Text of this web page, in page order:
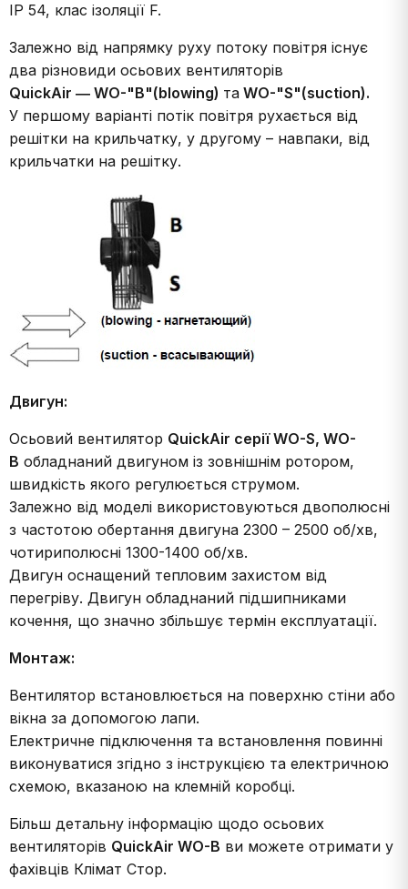
IP 54, клас ізоляції F.
Залежно від напрямку руху потоку повітря існує
два різновиди осьових вентиляторів
QuickAir ― WO-"B"(blowing) та WO-"S"(suction).
У першому варіанті потік повітря рухається від
решітки на крильчатку, у другому – навпаки, від
крильчатки на решітку.
Двигун:
Осьовий вентилятор QuickAir серії WO-S, WO-
B обладнаний двигуном із зовнішнім ротором,
швидкість якого регулюється струмом.
Залежно від моделі використовуються двополюсні
з частотою обертання двигуна 2300 – 2500 об/хв,
чотириполюсні 1300-1400 об/хв.
Двигун оснащений тепловим захистом від
перегріву. Двигун обладнаний підшипниками
кочення, що значно збільшує термін експлуатації.
Монтаж:
Вентилятор встановлюється на поверхню стіни або
вікна за допомогою лапи.
Електричне підключення та встановлення повинні
виконуватися згідно з інструкцією та електричною
схемою, вказаною на клемній коробці.
Більш детальну інформацію щодо осьових
вентиляторів QuickAir WO-B ви можете отримати у
фахівців Клімат Стор.